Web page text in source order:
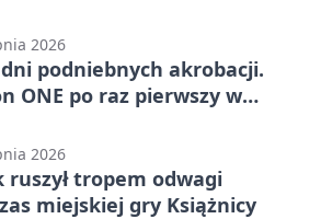
2026
podniebnych akrobacji.
ONE po raz pierwszy w
2026
ruszył tropem odwagi
miejskiej gry Książnicy